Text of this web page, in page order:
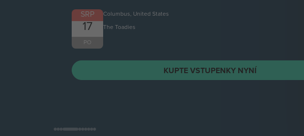
SRP
17
PO
Columbus, United States
The Toadies
KUPTE VSTUPENKY NYNÍ